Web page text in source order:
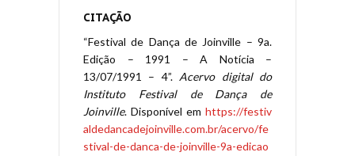
CITAÇÃO
“Festival de Dança de Joinville – 9a.
Edição – 1991 – A Notícia –
13/07/1991 – 4”. Acervo digital do
Instituto Festival de Dança de
Joinville. Disponível em https://festiv
aldedancadejoinville.com.br/acervo/fe
stival-de-danca-de-joinville-9a-edicao